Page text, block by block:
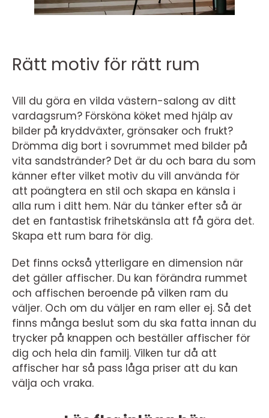
Rätt motiv för rätt rum
Vill du göra en vilda västern-salong av ditt
vardagsrum? Försköna köket med hjälp av
bilder på kryddväxter, grönsaker och frukt?
Drömma dig bort i sovrummet med bilder på
vita sandstränder? Det är du och bara du som
känner efter vilket motiv du vill använda för
att poängtera en stil och skapa en känsla i
alla rum i ditt hem. När du tänker efter så är
det en fantastisk frihetskänsla att få göra det.
Skapa ett rum bara för dig.
Det finns också ytterligare en dimension när
det gäller affischer. Du kan förändra rummet
och affischen beroende på vilken ram du
väljer. Och om du väljer en ram eller ej. Så det
finns många beslut som du ska fatta innan du
trycker på knappen och beställer affischer för
dig och hela din familj. Vilken tur då att
affischer har så pass låga priser att du kan
välja och vraka.